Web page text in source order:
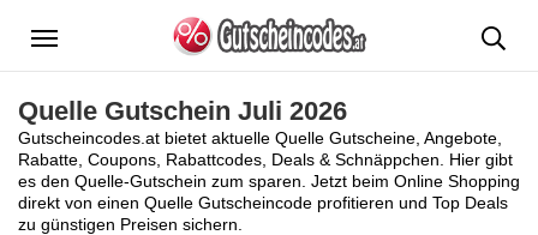
Menü
Quelle Gutschein Juli 2026
Gutscheincodes.at bietet aktuelle Quelle Gutscheine, Angebote,
Rabatte, Coupons, Rabattcodes, Deals & Schnäppchen. Hier gibt
es den Quelle-Gutschein zum sparen. Jetzt beim Online Shopping
direkt von einen Quelle Gutscheincode profitieren und Top Deals
zu günstigen Preisen sichern.